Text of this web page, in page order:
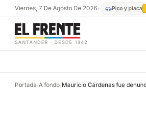
Viernes, 7 De Agosto De 2026• Pico y placa
SANTANDER · DESDE 1942
Portada/A fondo/